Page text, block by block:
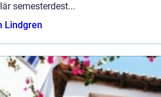
semesterdest...
Lindgren